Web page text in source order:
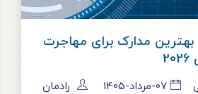
بهترین مدارک برای مهاجرت
07-مرداد-1405
رادمان